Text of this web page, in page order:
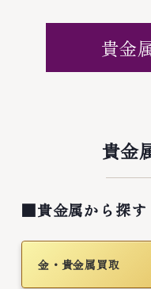
貴金
貴金
■貴金属から探す
金・貴金属買取